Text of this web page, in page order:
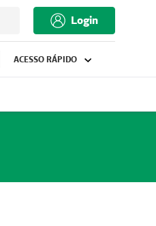
Login
ACESSO RÁPIDO